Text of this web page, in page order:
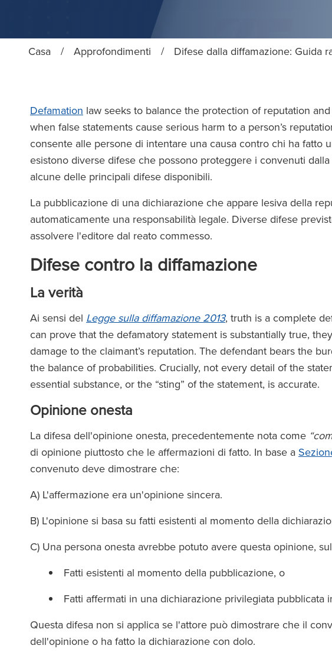
Casa / Approfondimenti / Difese dalla diffamazione: Guida
Defamation law seeks to balance the protection of reputation
when false statements cause serious harm to a person’s
consente alle persone di intentare una causa contro chi ha fatto
esistono diverse difese che possono proteggere i convenuti
alcune delle principali difese disponibili.
La pubblicazione di una dichiarazione che appare lesiva della
automaticamente una responsabilità legale. Diverse difese
assolvere l'editore dal reato commesso.
Difese contro la diffamazione
La verità
Ai sensi del Legge sulla diffamazione 2013, truth is a complete
can prove that the defamatory statement is substantially true, they
damage to the claimant’s reputation. The defendant bears the
the balance of probabilities. Crucially, not every detail of the
essential substance, or the “sting” of the statement, is accurate.
Opinione onesta
La difesa dell'opinione onesta, precedentemente nota come
di opinione piuttosto che le affermazioni di fatto. In base a
convenuto deve dimostrare che:
A) L'affermazione era un'opinione sincera.
B) L'opinione si basa su fatti esistenti al momento della
C) Una persona onesta avrebbe potuto avere questa opinione,
Fatti esistenti al momento della pubblicazione, o
Fatti affermati in una dichiarazione privilegiata pubblicata
Questa difesa non si applica se l'attore può dimostrare che il
dell'opinione o ha fatto la dichiarazione con dolo.